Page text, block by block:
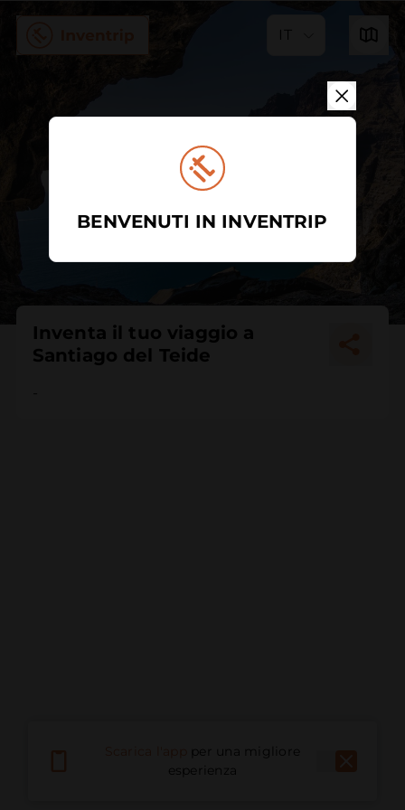
IT
Inventa il tuo viaggio a
Santiago del Teide
per una migliore
esperienza
BENVENUTI IN INVENTRIP